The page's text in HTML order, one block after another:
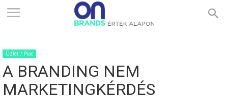
ONBRANDS
–
Üzlet / Piac
A BRANDING NEM
MARKETINGKÉRDÉS